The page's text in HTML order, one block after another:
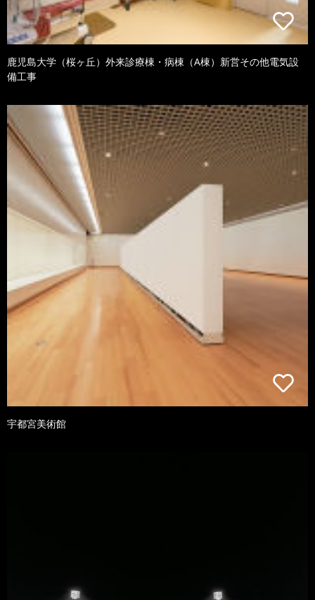
鹿児島大学（桜ヶ丘）外来診療棟・病棟（A棟）新営その他電気設
備工事
宇都宮美術館